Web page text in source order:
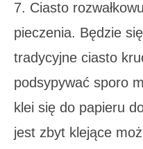
7. Ciasto
pieczenia. Będzie
tradycyjne ciasto
podsypywać sporo
klei się do papieru
jest zbyt klejące